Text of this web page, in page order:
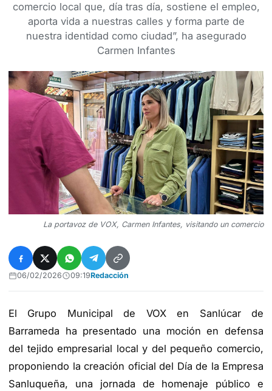
comercio local que, día tras día, sostiene el empleo,
aporta vida a nuestras calles y forma parte de
nuestra identidad como ciudad”, ha asegurado
Carmen Infantes
La portavoz de VOX, Carmen Infantes, visitando un comercio
06/02/2026 09:19Redacción
El Grupo Municipal de VOX en Sanlúcar de
Barrameda ha presentado una moción en defensa
del tejido empresarial local y del pequeño comercio,
proponiendo la creación oficial del Día de la Empresa
Sanluqueña, una jornada de homenaje público e